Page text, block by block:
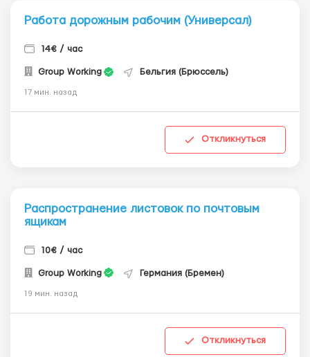
Работа дорожным рабочим (Универсал)
14€ / час
Group Working Бельгия (Брюссель)
17 мин. назад
Откликнуться
Распространение листовок по почтовым
ящикам
10€ / час
Group Working Германия (Бремен)
19 мин. назад
Откликнуться